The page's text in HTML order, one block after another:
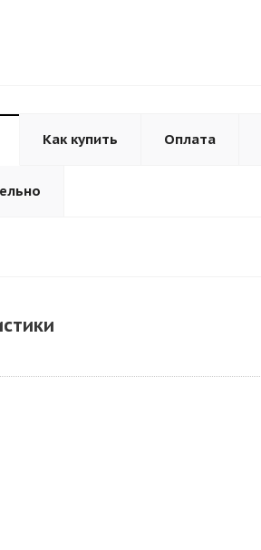
Как купить Оплата